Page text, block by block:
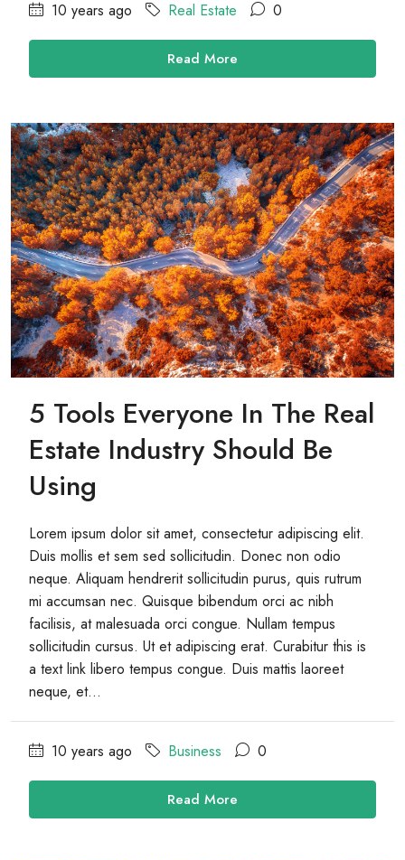
10 years ago Real Estate 0
Read More
5 Tools Everyone In The Real
Estate Industry Should Be
Using
Lorem ipsum dolor sit amet, consectetur adipiscing elit.
Duis mollis et sem sed sollicitudin. Donec non odio
neque. Aliquam hendrerit sollicitudin purus, quis rutrum
mi accumsan nec. Quisque bibendum orci ac nibh
facilisis, at malesuada orci congue. Nullam tempus
sollicitudin cursus. Ut et adipiscing erat. Curabitur this is
a text link libero tempus congue. Duis mattis laoreet
neque, et...
10 years ago Business 0
Read More